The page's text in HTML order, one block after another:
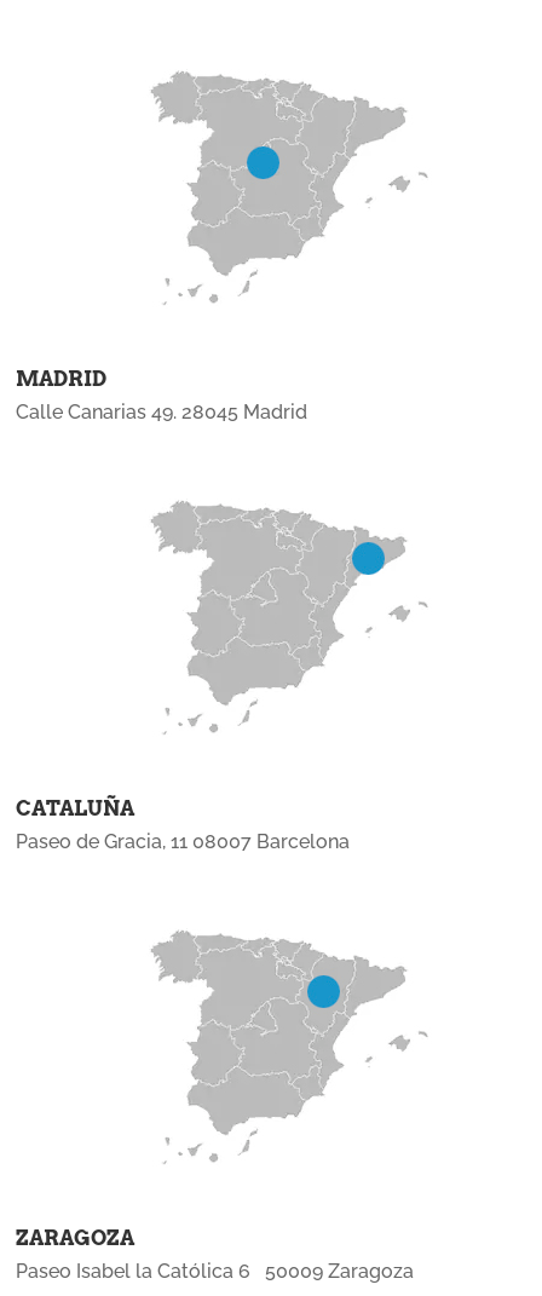
MADRID
Calle Canarias 49. 28045 Madrid
CATALUÑA
Paseo de Gracia, 11 08007 Barcelona
ZARAGOZA
Paseo Isabel la Católica 6 50009 Zaragoza